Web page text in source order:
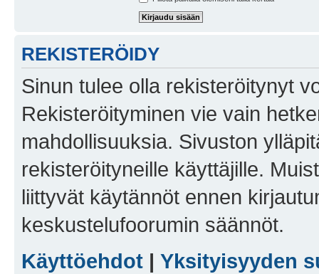
REKISTERÖIDY
Sinun tulee olla rekisteröitynyt
Rekisteröityminen vie vain
mahdollisuuksia. Sivuston
rekisteröityneille käyttäjille.
liittyvät käytännöt ennen
keskustelufoorumin säännöt.
Käyttöehdot | Yksityisyyden